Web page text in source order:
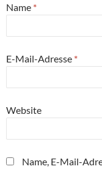
Name *
E-Mail-Adresse *
Website
Name, E-Mail-